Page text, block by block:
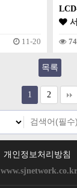
11-20
목록
1 2
개인정보처리방침
www.sjnetwork.co.kr